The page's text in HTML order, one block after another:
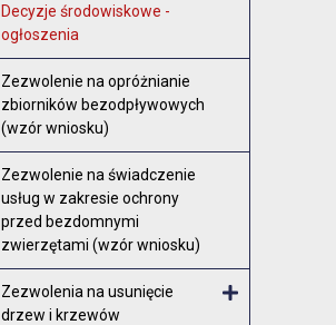
Decyzje środowiskowe -
ogłoszenia
Zezwolenie na opróżnianie
zbiorników bezodpływowych
(wzór wniosku)
Zezwolenie na świadczenie
usług w zakresie ochrony
przed bezdomnymi
zwierzętami (wzór wniosku)
Zezwolenia na usunięcie
drzew i krzewów